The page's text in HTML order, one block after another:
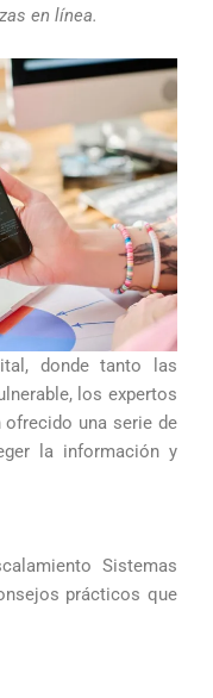
en línea.
donde tanto las
los expertos
ofrecido una serie de
la información y
Sistemas
prácticos que